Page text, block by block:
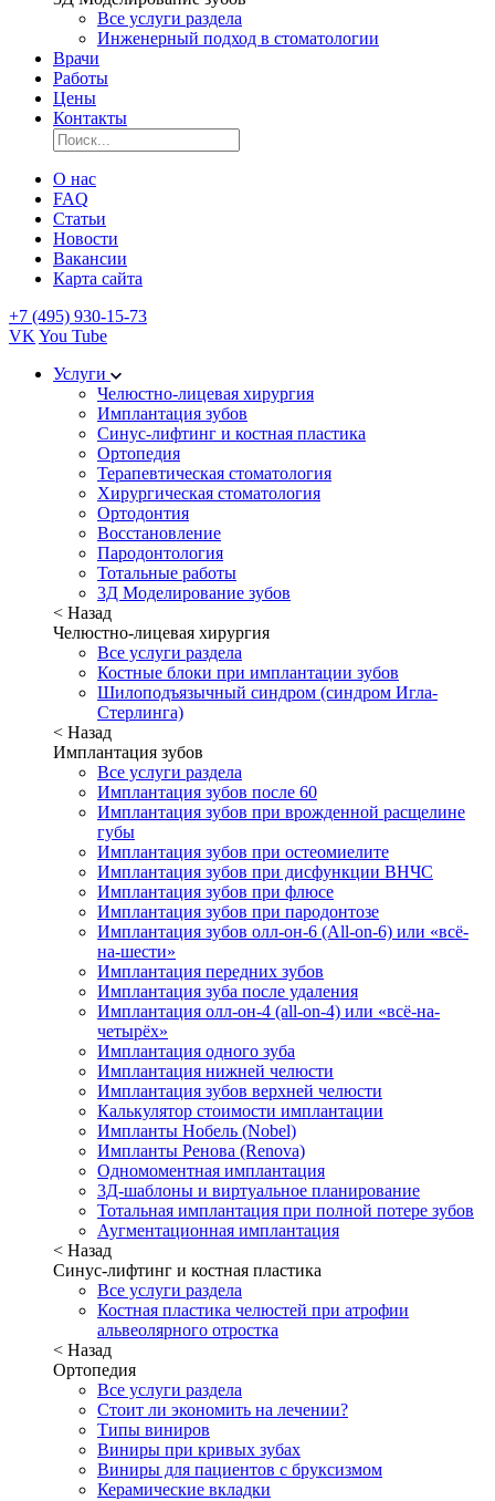
Все услуги раздела
Инженерный подход в стоматологии
Врачи
Работы
Цены
Контакты
О нас
FAQ
Статьи
Новости
Вакансии
Карта сайта
+7 (495) 930-15-73
VK You Tube
Услуги
Челюстно-лицевая хирургия
Имплантация зубов
Синус-лифтинг и костная пластика
Ортопедия
Терапевтическая стоматология
Хирургическая стоматология
Ортодонтия
Восстановление
Пародонтология
Тотальные работы
3Д Моделирование зубов
< Назад
Челюстно-лицевая хирургия
Все услуги раздела
Костные блоки при имплантации зубов
Шилоподъязычный синдром (синдром Игла-
Стерлинга)
< Назад
Имплантация зубов
Все услуги раздела
Имплантация зубов после 60
Имплантация зубов при врожденной расщелине
губы
Имплантация зубов при остеомиелите
Имплантация зубов при дисфункции ВНЧС
Имплантация зубов при флюсе
Имплантация зубов при пародонтозе
Имплантация зубов олл-он-6 (All-on-6) или «всё-
на-шести»
Имплантация передних зубов
Имплантация зуба после удаления
Имплантация олл-он-4 (all-on-4) или «всё-на-
четырёх»
Имплантация одного зуба
Имплантация нижней челюсти
Имплантация зубов верхней челюсти
Калькулятор стоимости имплантации
Импланты Нобель (Nobel)
Импланты Ренова (Renova)
Одномоментная имплантация
3Д-шаблоны и виртуальное планирование
Тотальная имплантация при полной потере зубов
Аугментационная имплантация
< Назад
Синус-лифтинг и костная пластика
Все услуги раздела
Костная пластика челюстей при атрофии
альвеолярного отростка
< Назад
Ортопедия
Все услуги раздела
Стоит ли экономить на лечении?
Типы виниров
Виниры при кривых зубах
Виниры для пациентов с бруксизмом
Керамические вкладки